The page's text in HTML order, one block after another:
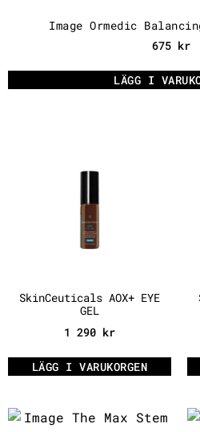
Image Ormedic
675 kr
LÄGG I
SkinCeuticals AOX+ EYE
GEL
1 290 kr
LÄGG I VARUKORGEN